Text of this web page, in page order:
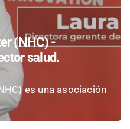
(NHC) -
salud.
es una asociación